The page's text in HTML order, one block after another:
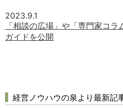
2023.9.1
「相談の広場」や「専門家コ
ガイドを公開
経営ノウハウの泉より最新記